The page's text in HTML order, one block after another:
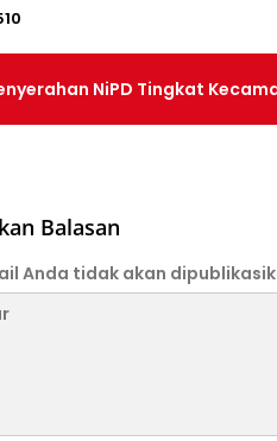
NiPD Tingkat
Balasan
Anda tidak akan